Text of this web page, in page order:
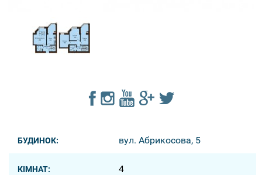
БУДИНОК: вул. Абрикосова, 5
КІМНАТ: 4